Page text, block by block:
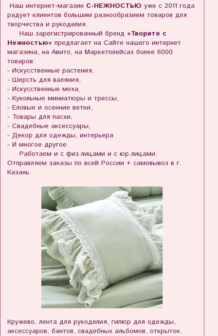
Наш интернет-магазин С-НЕЖНОСТЬЮ уже с 2011 года
радует клиентов большим разнообразием товаров для
творчества и рукоделия.
Наш зарегистрированный бренд «Творите с
Нежностью» предлагает на Сайте нашего интернет
магазина, на Авито, на Маркетплейсах более 6000
товаров:
- Искусственные растения,
- Шерсть для валяния,
- Искусственные меха,
- Кукольные миниатюры и трессы,
- Еловые и осенние ветки,
- Товары для пасхи,
- Свадебные аксессуары,
- Декор для одежды, интерьера
- И многое другое.
Работаем и с физ.лицами и с юр.лицами.
Отправляем заказы по всей России + самовывоз в г.
Казань.
Кружево, лента для рукоделия, гипюр для одежды,
аксессуаров, бантов, свадебных альбомов, открыток.